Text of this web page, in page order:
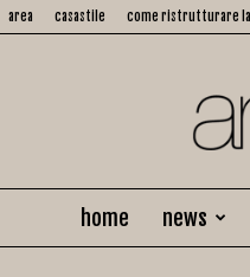
area casastile come ristrutturare la
home news